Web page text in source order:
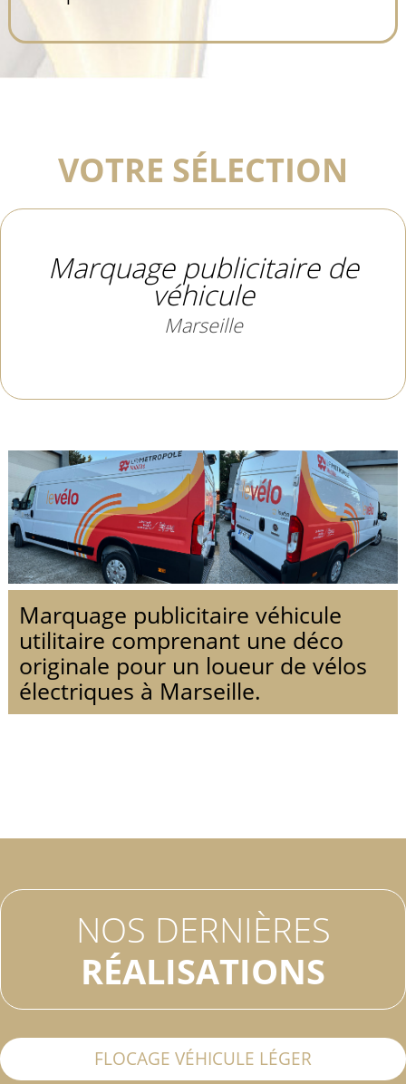
VOTRE SÉLECTION
Marquage publicitaire de
véhicule
Marseille
Marquage publicitaire véhicule
utilitaire comprenant une déco
originale pour un loueur de vélos
électriques à Marseille.
NOS DERNIÈRES
RÉALISATIONS
FLOCAGE VÉHICULE LÉGER